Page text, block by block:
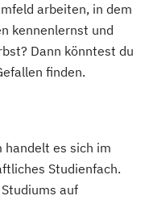
arbeiten, in dem
kennenlernst und
Dann könntest du
finden.
handelt es sich im
Studienfach.
auf